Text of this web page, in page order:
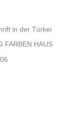
in der Türkei
FARBEN HAUS